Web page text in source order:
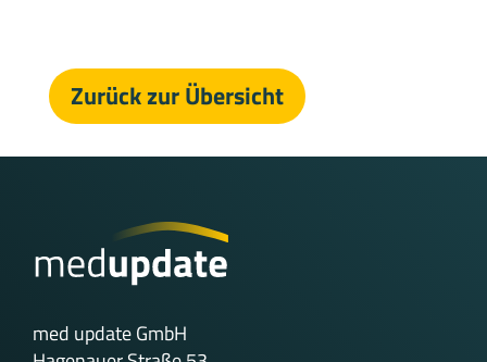
Zurück zur Übersicht
med update GmbH